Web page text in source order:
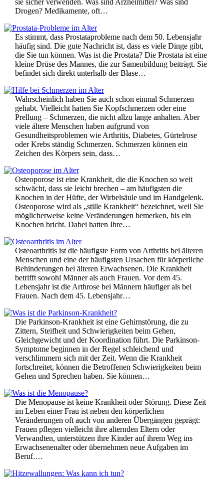
sie sicher verwenden. Was sind Arzneimittel? Was sind
Drogen? Medikamente, oft…
Es stimmt, dass Prostataprobleme nach dem 50. Lebensjahr
häufig sind. Die gute Nachricht ist, dass es viele Dinge gibt,
die Sie tun können. Was ist die Prostata? Die Prostata ist eine
kleine Drüse des Mannes, die zur Samenbildung beiträgt. Sie
befindet sich direkt unterhalb der Blase…
Wahrscheinlich haben Sie auch schon einmal Schmerzen
gehabt. Vielleicht hatten Sie Kopfschmerzen oder eine
Prellung – Schmerzen, die nicht allzu lange anhalten. Aber
viele ältere Menschen haben aufgrund von
Gesundheitsproblemen wie Arthritis, Diabetes, Gürtelrose
oder Krebs ständig Schmerzen. Schmerzen können ein
Zeichen des Körpers sein, dass…
Osteoporose ist eine Krankheit, die die Knochen so weit
schwächt, dass sie leicht brechen – am häufigsten die
Knochen in der Hüfte, der Wirbelsäule und im Handgelenk.
Osteoporose wird als „stille Krankheit“ bezeichnet, weil Sie
möglicherweise keine Veränderungen bemerken, bis ein
Knochen bricht. Dabei hatten Ihre…
Osteoarthritis ist die häufigste Form von Arthritis bei älteren
Menschen und eine der häufigsten Ursachen für körperliche
Behinderungen bei älteren Erwachsenen. Die Krankheit
betrifft sowohl Männer als auch Frauen. Vor dem 45.
Lebensjahr ist die Arthrose bei Männern häufiger als bei
Frauen. Nach dem 45. Lebensjahr…
Die Parkinson-Krankheit ist eine Gehirnstörung, die zu
Zittern, Steifheit und Schwierigkeiten beim Gehen,
Gleichgewicht und der Koordination führt. Die Parkinson-
Symptome beginnen in der Regel schleichend und
verschlimmern sich mit der Zeit. Wenn die Krankheit
fortschreitet, können die Betroffenen Schwierigkeiten beim
Gehen und Sprechen haben. Sie können…
Die Menopause ist keine Krankheit oder Störung. Diese Zeit
im Leben einer Frau ist neben den körperlichen
Veränderungen oft auch von anderen Übergängen geprägt:
Frauen pflegen vielleicht ihre alternden Eltern oder
Verwandten, unterstützen ihre Kinder auf ihrem Weg ins
Erwachsenenalter oder übernehmen neue Aufgaben im
Beruf.…